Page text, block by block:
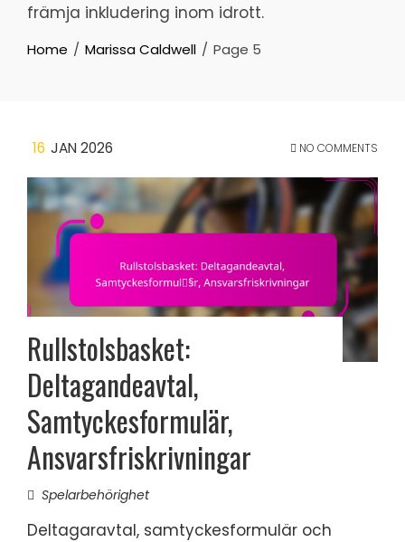
främja inkludering inom idrott.
Home Marissa Caldwell Page 5
16 JAN 2026 NO COMMENTS
Rullstolsbasket:
Deltagandeavtal,
Samtyckesformulär,
Ansvarsfriskrivningar
Spelarbehörighet
Deltagaravtal, samtyckesformulär och